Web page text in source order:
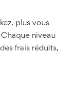
plus vous
niveau
frais réduits,